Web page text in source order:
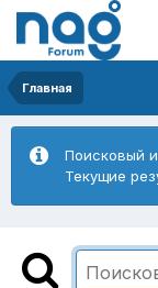
Главная
Поисковый
Текущие